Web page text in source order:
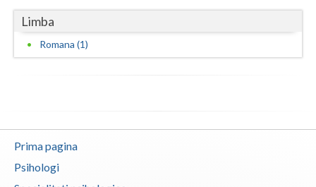
Vaslui
Vrancea
Limba
Romana (1)
Prima pagina
Psihologi